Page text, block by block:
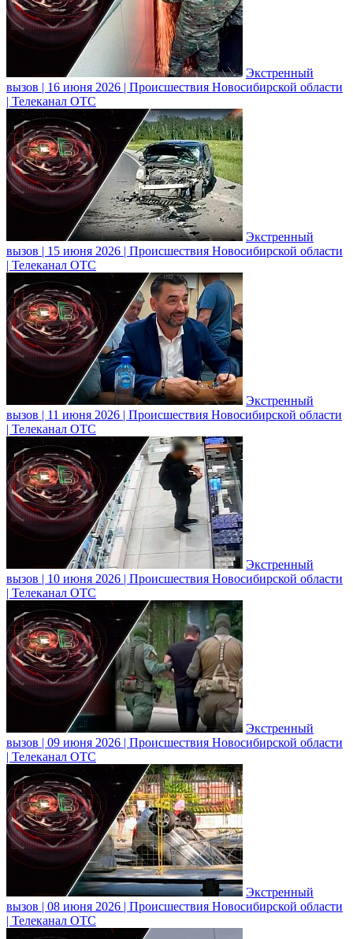
Экстренный
вызов | 16 июня 2026 | Происшествия Новосибирской области
| Телеканал ОТС
Экстренный
вызов | 15 июня 2026 | Происшествия Новосибирской области
| Телеканал ОТС
Экстренный
вызов | 11 июня 2026 | Происшествия Новосибирской области
| Телеканал ОТС
Экстренный
вызов | 10 июня 2026 | Происшествия Новосибирской области
| Телеканал ОТС
Экстренный
вызов | 09 июня 2026 | Происшествия Новосибирской области
| Телеканал ОТС
Экстренный
вызов | 08 июня 2026 | Происшествия Новосибирской области
| Телеканал ОТС